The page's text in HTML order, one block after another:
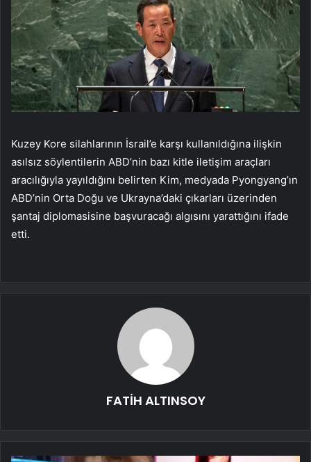
Kuzey Kore silahlarının İsrail’e karşı kullanıldığına ilişkin
asılsız söylentilerin ABD’nin bazı kitle iletişim araçları
aracılığıyla yayıldığını belirten Kim, medyada Pyongyang’ın
ABD’nin Orta Doğu ve Ukrayna’daki çıkarları üzerinden
şantaj diplomasisine başvuracağı algısını yarattığını ifade
etti.
FATİH ALTINSOY